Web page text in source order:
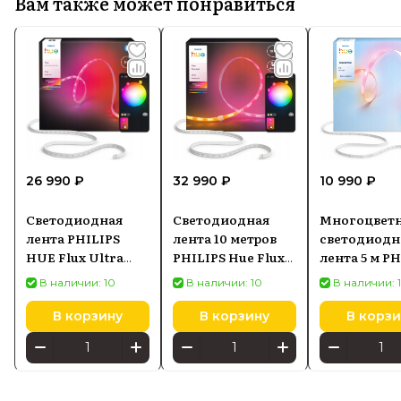
26 990 ₽
Светодиодная
лента PHILIPS
HUE Flux Ultra
Bright Gradient
Lightstrip 5м
929004276702
В наличии: 10
В корзину
32 990 ₽
Светодиодная
лента 10 метров
PHILIPS Hue Flux
Strip RGB
929004297302
В наличии: 10
В корзину
10 990 ₽
лента 5 м
HueВ наличии:
В